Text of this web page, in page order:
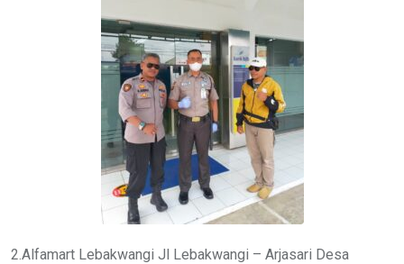
2.Alfamart Lebakwangi Jl Lebakwangi – Arjasari Desa